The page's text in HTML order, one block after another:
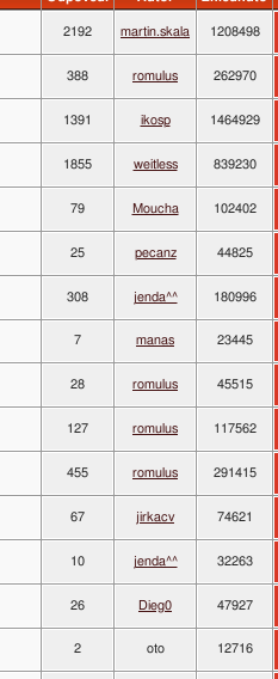
2192 martin.skala 1208498
388 romulus 262970
1391 ikosp 1464929
1855 weitless 839230
79 Moucha 102402
25 pecanz 44825
308 jenda^^ 180996
7 manas 23445
28 romulus 45515
127 romulus 117562
455 romulus 291415
67 jirkacv 74621
10 jenda^^ 32263
26 Dieg0 47927
2 oto 12716